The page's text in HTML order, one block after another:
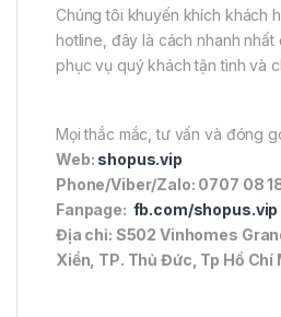
Chúng tôi khuyến khích khách
hotline, đây là cách nhanh
phục vụ quý khách tận tình và
Mọi thắc mắc, tư vấn và đóng
Web: shopus.vip
Phone/Viber/Zalo: 0707 08
Fanpage: fb.com/shopus.vip
Địa chỉ: S502 Vinhomes
Xiển, TP. Thủ Đức, Tp Hồ Chí